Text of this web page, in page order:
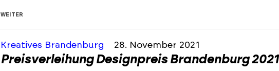
WEITER
Kreatives Brandenburg 28. November 2021
Preisverleihung Designpreis Brandenburg 2021